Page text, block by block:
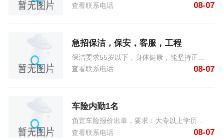
查看联系电话
08-07
急招保洁，保安，客服，工程
保洁要求55岁以下，身体健康，能坚持正...
查看联系电话
08-07
车险内勤1名
负责车险报价出单，要求：大专以上学历...
查看联系电话
08-07